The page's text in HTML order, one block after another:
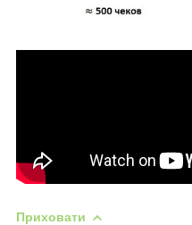
Приховати